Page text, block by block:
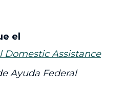
el
Domestic Assistance
Ayuda Federal